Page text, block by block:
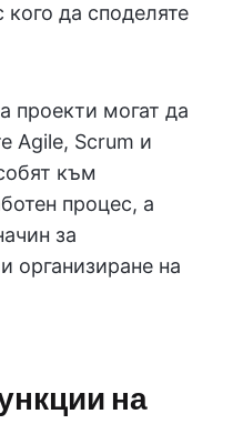
да споделяте
проекти могат да
Agile, Scrum и
към
процес, а
за
организиране на
на